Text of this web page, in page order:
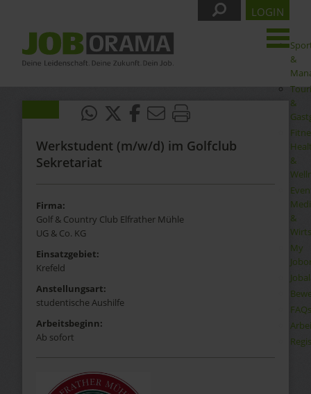
&
&
&
&
My
FAQs
LOGIN
Werkstudent (m/w/d) im Golfclub
Sekretariat
Firma:
Golf & Country Club Elfrather Mühle
UG & Co. KG
Einsatzgebiet:
Krefeld
Anstellungsart:
studentische Aushilfe
Arbeitsbeginn:
Ab sofort